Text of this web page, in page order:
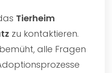
Tierheim
zu kontaktieren.
alle Fragen